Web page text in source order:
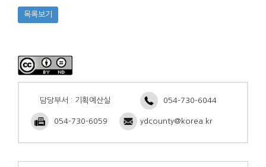
목록보기
담당부서 : 기획예산실 054-730-6044
054-730-6059 ydcounty@korea.kr